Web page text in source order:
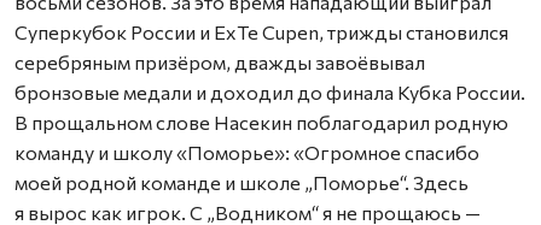
Суперкубок России и ExTe Cupen, трижды становился
серебряным призёром, дважды завоёвывал
бронзовые медали и доходил до финала Кубка России.
В прощальном слове Насекин поблагодарил родную
команду и школу «Поморье»: «Огромное спасибо
моей родной команде и школе „Поморье“. Здесь
я вырос как игрок. С „Водником“ я не прощаюсь —